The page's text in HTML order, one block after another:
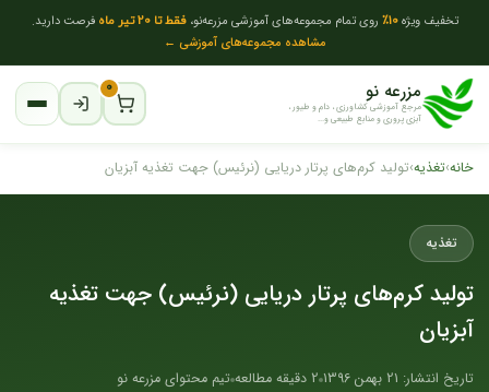
تخفیف ویژه10٪ روی تمام مجموعه‌های آموزشی مزرعه‌نو،فقط تا 20 تیر ماه
فرصت دارید.
مشاهده مجموعه‌های آموزشی ←
مزرعه نو
مرجع آموزشی کشاورزی ، دام و طیور ،
آبزی پروری و منابع طبیعی و...
۰
خانه›تغذیه›تولید کرم‌های پرتار دریایی (نرئیس) جهت تغذیه آبزیان
تغذیه
تولید کرم‌های پرتار دریایی (نرئیس) جهت تغذیه
آبزیان
تاریخ انتشار: 21 بهمن 1396 2 دقیقه مطالعه تیم محتوای مزرعه نو